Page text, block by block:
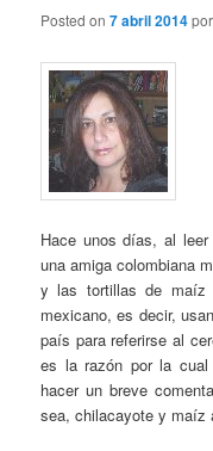
Posted on7 abril 2014
Hace unos días, al
una amiga colombiana
y las tortillas de maíz
mexicano, es decir,
país para referirse al
es la razón por la
hacer un breve
sea, chilacayote y maíz